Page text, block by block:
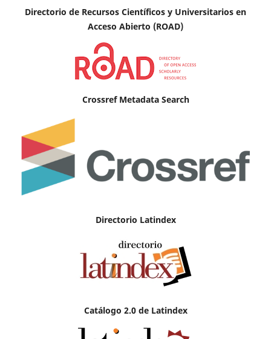
Directorio de Recursos Científicos y Universitarios en
Acceso Abierto (ROAD)
Crossref Metadata Search
Directorio Latindex
Catálogo 2.0 de Latindex